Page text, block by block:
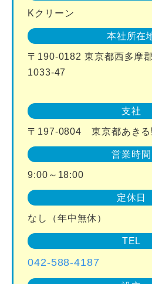
Kクリーン
本社所在
〒190-0182 東京都西多摩
1033-47
支社
〒197-0804 東京都あきる
営業時間
9:00～18:00
定休日
なし（年中無休）
TEL
042-588-4187